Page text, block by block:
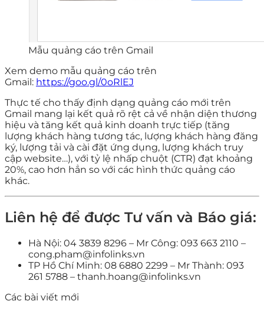
Mẫu quảng cáo trên Gmail
Xem demo mẫu quảng cáo trên
Gmail: https://goo.gl/0oRlEJ
Thực tế cho thấy định dạng quảng cáo mới trên
Gmail mang lại kết quả rõ rệt cả về nhận diện thương
hiệu và tăng kết quả kinh doanh trực tiếp (tăng
lượng khách hàng tương tác, lượng khách hàng đăng
ký, lượng tải và cài đặt ứng dụng, lượng khách truy
cập website…), với tỷ lệ nhấp chuột (CTR) đạt khoảng
20%, cao hơn hẳn so với các hình thức quảng cáo
khác.
Liên hệ để được Tư vấn và Báo giá:
Hà Nội: 04 3839 8296 – Mr Công: 093 663 2110 –
cong.pham@infolinks.vn
TP Hồ Chí Minh: 08 6880 2299 – Mr Thành: 093
261 5788 – thanh.hoang@infolinks.vn
Các bài viết mới